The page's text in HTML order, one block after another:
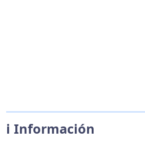
ℹ️ Información